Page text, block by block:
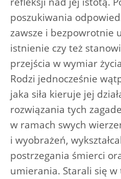
poszukiwania
zawsze i bezpowrotnie
istnienie czy też
przejścia w wymiar
Rodzi jednocześnie
jaka siła kieruje jej
rozwiązania tych
w ramach swych
i wyobrażeń,
postrzegania śmierci
umierania. Starali się